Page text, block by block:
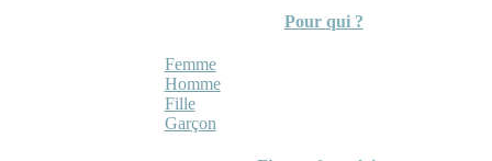
Pour qui ?
Femme
Homme
Fille
Garçon